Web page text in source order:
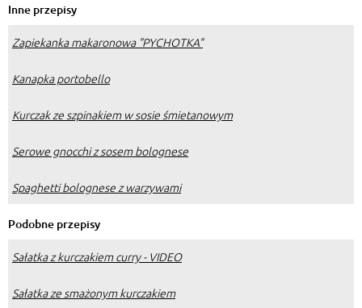
Inne przepisy
Zapiekanka makaronowa "PYCHOTKA"
Kanapka portobello
Kurczak ze szpinakiem w sosie śmietanowym
Serowe gnocchi z sosem bolognese
Spaghetti bolognese z warzywami
Podobne przepisy
Sałatka z kurczakiem curry - VIDEO
Sałatka ze smażonym kurczakiem